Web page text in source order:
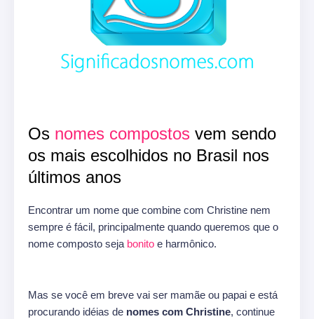
Os nomes compostos vem sendo
os mais escolhidos no Brasil nos
últimos anos
Encontrar um nome que combine com Christine nem
sempre é fácil, principalmente quando queremos que o
nome composto seja bonito e harmônico.
Mas se você em breve vai ser mamãe ou papai e está
procurando idéias de nomes com Christine, continue